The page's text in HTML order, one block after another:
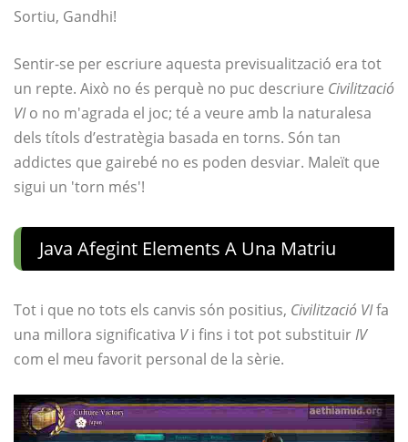
Sortiu, Gandhi!
Sentir-se per escriure aquesta previsualització era tot
un repte. Això no és perquè no puc descriure Civilització
VIo no m'agrada el joc; té a veure amb la naturalesa
dels títols d’estratègia basada en torns. Són tan
addictes que gairebé no es poden desviar. Maleït que
sigui un 'torn més'!
Java Afegint Elements A Una Matriu
Tot i que no tots els canvis són positius, Civilització VIfa
una millora significativa Vi fins i tot pot substituirIV
com el meu favorit personal de la sèrie.